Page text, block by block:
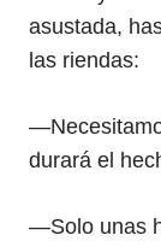
asustada,
las riendas:
durará el
—Solo unas